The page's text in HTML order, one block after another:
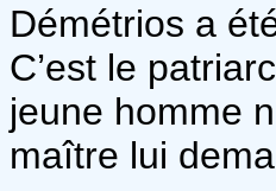
Démétrios a
C’est le
jeune homme
maître lui